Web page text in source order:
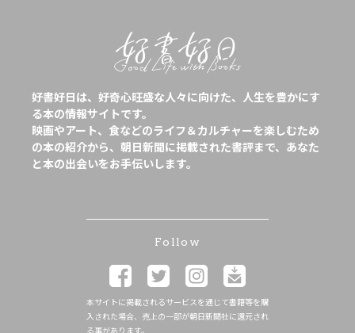
好書好日は、好奇心旺盛な人々に向けた、人生を豊かにす
る本の情報サイトです。
映画やアート、食などのライフ＆カルチャーを楽しむため
の本の紹介から、朝日新聞に掲載された書評まで、あなた
と本の出会いをお手伝いします。
Follow
本サイトに掲載されるサービスを通じて書籍等を購
入された場合、売上の一部が朝日新聞社に還元され
る事があります。